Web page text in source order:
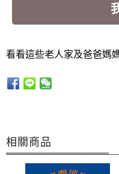
看看這些老人家及爸爸媽
相關商品